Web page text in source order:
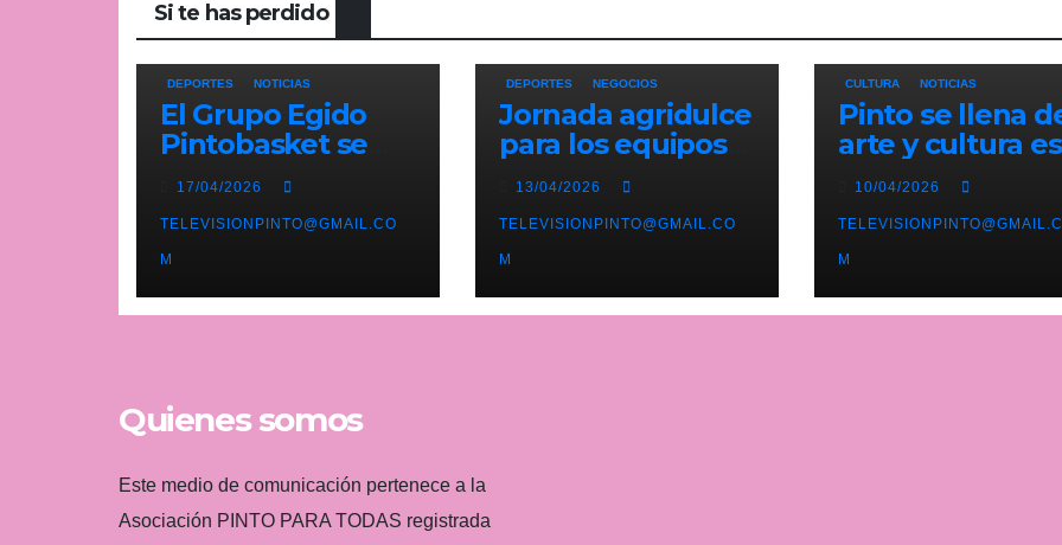
Si te has perdido
DEPORTES NOTICIAS
El Grupo Egido
Pintobasket se
juega la
permanencia este
sábado en el
Príncipes de
Asturias
17/04/2026
TELEVISIONPINTO@GMAIL.CO
M
DEPORTES NEGOCIOS
Jornada agridulce
para los equipos
pinteños en
Preferente con el
liderato del
Atlético de Pinto
bajo amenaza
13/04/2026
TELEVISIONPINTO@GMAIL.CO
M
CULTURA NOTICIAS
Pinto se llena
arte y cultura
mes de abril con
una variada
programación
exposiciones y
espectáculos
10/04/2026
M
Quienes somos
Este medio de comunicación pertenece a la
Asociación PINTO PARA TODAS registrada